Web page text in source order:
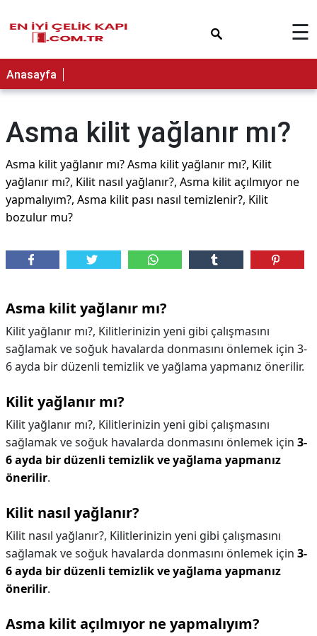
☰
Anasayfa
Asma kilit yağlanır mı?
Asma kilit yağlanır mı? Asma kilit yağlanır mı?, Kilit
yağlanır mı?, Kilit nasıl yağlanır?, Asma kilit açılmıyor ne
yapmalıyım?, Asma kilit pası nasıl temizlenir?, Kilit
bozulur mu?
Asma kilit yağlanır mı?
Kilit yağlanır mı?, Kilitlerinizin yeni gibi çalışmasını
sağlamak ve soğuk havalarda donmasını önlemek için 3-
6 ayda bir düzenli temizlik ve yağlama yapmanız önerilir.
Kilit yağlanır mı?
Kilit yağlanır mı?, Kilitlerinizin yeni gibi çalışmasını
sağlamak ve soğuk havalarda donmasını önlemek için 3-
6 ayda bir düzenli temizlik ve yağlama yapmanız
önerilir.
Kilit nasıl yağlanır?
Kilit nasıl yağlanır?, Kilitlerinizin yeni gibi çalışmasını
sağlamak ve soğuk havalarda donmasını önlemek için 3-
6 ayda bir düzenli temizlik ve yağlama yapmanız
önerilir.
Asma kilit açılmıyor ne yapmalıyım?